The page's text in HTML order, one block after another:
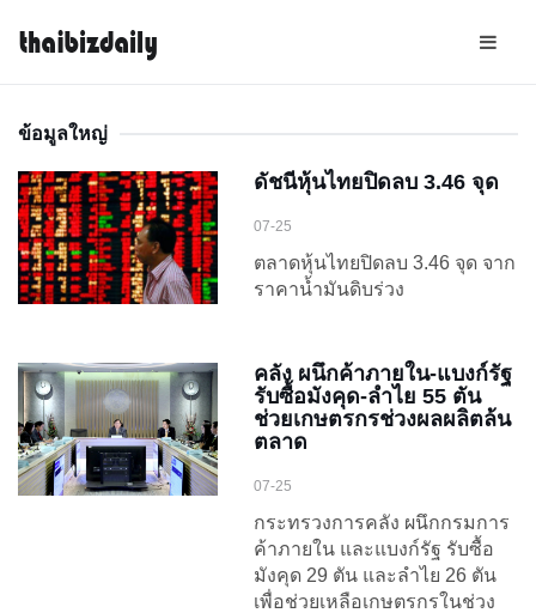
ข้อมูลใหญ่
ดัชนีหุ้นไทยปิดลบ 3.46 จุด
07-25
ตลาดหุ้นไทยปิดลบ 3.46 จุด จาก
ราคาน้ำมันดิบร่วง
คลัง ผนึกค้าภายใน-แบงก์รัฐ
รับซื้อมังคุด-ลำไย 55 ตัน
ช่วยเกษตรกรช่วงผลผลิตล้น
ตลาด
07-25
กระทรวงการคลัง ผนึกกรมการ
ค้าภายใน และแบงก์รัฐ รับซื้อ
มังคุด 29 ตัน และลำไย 26 ตัน
เพื่อช่วยเหลือเกษตรกรในช่วง